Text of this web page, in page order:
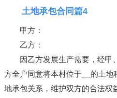
土地承包合同篇4
甲方：
乙方：
因乙方发展生产需要，经甲
方全户同意将本村位于__的土地
地承包关系，维护双方的合法权